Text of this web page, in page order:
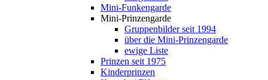
Mini-Funkengarde
Mini-Prinzengarde
Gruppenbilder seit 1994
über die Mini-Prinzengarde
ewige Liste
Prinzen seit 1975
Kinderprinzen